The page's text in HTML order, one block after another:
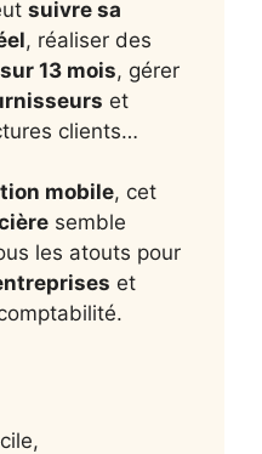
suivre sa
, réaliser des
13 mois, gérer
et
clients…
mobile, cet
semble
les atouts pour
et